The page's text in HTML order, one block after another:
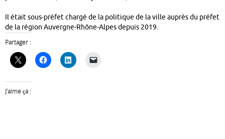
Il était sous-préfet chargé de la politique de la ville auprès du préfet
de la région Auvergne-Rhône-Alpes depuis 2019.
Partager :
J’aime ça :